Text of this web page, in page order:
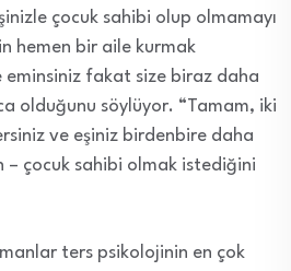
çocuk sahibi olup olmamayı
hemen bir aile kurmak
eminsiniz fakat size biraz daha
olduğunu söylüyor. “Tamam, iki
ve eşiniz birdenbire daha
– çocuk sahibi olmak istediğini
ters psikolojinin en çok